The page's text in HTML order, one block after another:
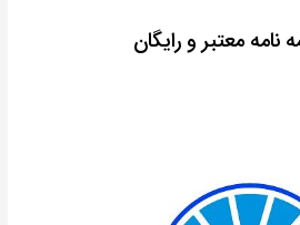
نامه معتبر و رایگان